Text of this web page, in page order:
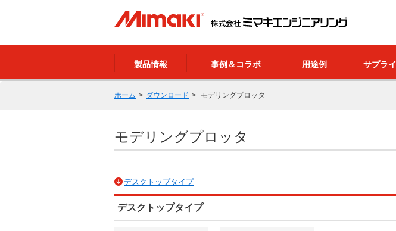
製品情報 事例＆コラボ 用途例 サプライ
ホーム ダウンロード モデリングプロッタ
モデリングプロッタ
デスクトップタイプ
デスクトップタイプ